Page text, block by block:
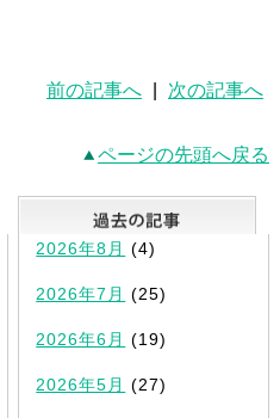
前の記事へ 次の記事へ
ページの先頭へ戻る
最新記事一覧
2026年8月 (4)
2026年7月 (25)
2026年6月 (19)
2026年5月 (27)